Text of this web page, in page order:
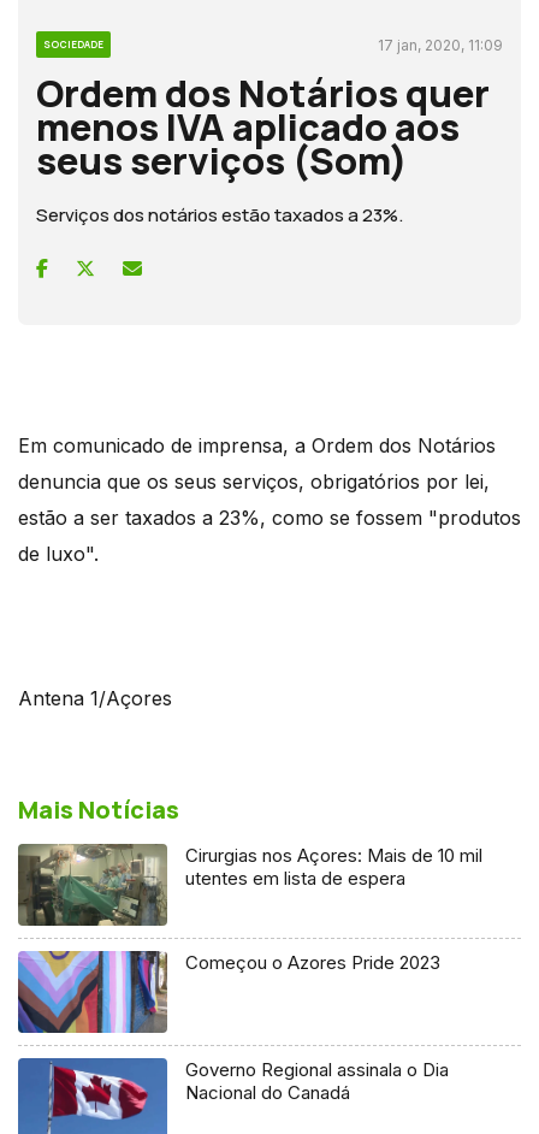
SOCIEDADE 17 jan, 2020, 11:09
Ordem dos Notários quer
menos IVA aplicado aos
seus serviços (Som)
Serviços dos notários estão taxados a 23%.
Em comunicado de imprensa, a Ordem dos Notários
denuncia que os seus serviços, obrigatórios por lei,
estão a ser taxados a 23%, como se fossem "produtos
de luxo".
Antena 1/Açores
Mais Notícias
Cirurgias nos Açores: Mais de 10 mil
utentes em lista de espera
Começou o Azores Pride 2023
Governo Regional assinala o Dia
Nacional do Canadá